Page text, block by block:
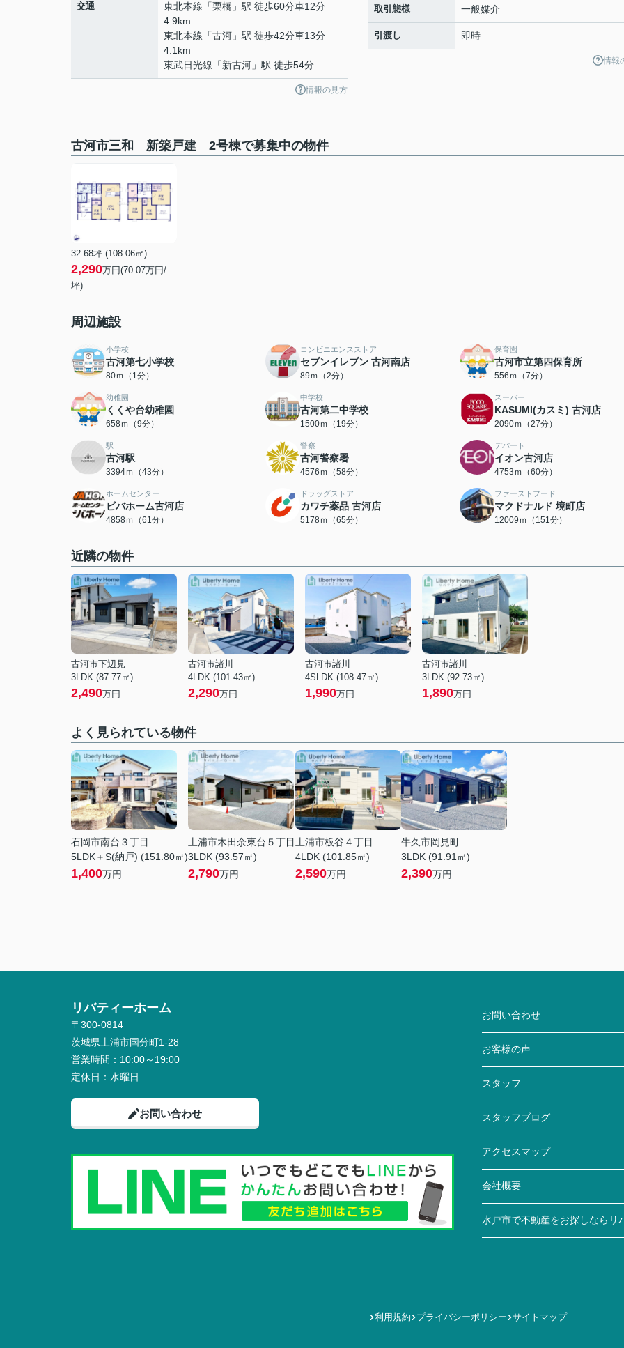
交通 東北本線 「栗橋 」駅 徒歩60分車12分
4.9km
東北本線 「古河 」駅 徒歩42分車13分
4.1km
東武日光線 「新古河 」駅 徒歩54分
情報の見方
取引態様 一般媒介
引渡し 即時
情報
古河市三和 新築戸建 2号棟で募集中の物件
32.68坪 (108.06㎡)
2,290万円(70.07万円/
坪)
周辺施設
小学校
古河第七小学校
80ｍ（1分）
コンビニエンスストア
セブンイレブン 古河南店
89ｍ（2分）
保育園
古河市立第四保育所
556ｍ（7分）
幼稚園
くくや台幼稚園
658ｍ（9分）
中学校
古河第二中学校
1500ｍ（19分）
スーパー
KASUMI(カスミ) 古河店
2090ｍ（27分）
駅
古河駅
3394ｍ（43分）
警察
古河警察署
4576ｍ（58分）
デパート
イオン古河店
4753ｍ（60分）
ホームセンター
ビバホーム古河店
4858ｍ（61分）
ドラッグストア
カワチ薬品 古河店
5178ｍ（65分）
ファーストフード
マクドナルド 境町店
12009ｍ（151分）
近隣の物件
古河市下辺見
3LDK (87.77㎡)
2,490万円
古河市諸川
4LDK (101.43㎡)
2,290万円
古河市諸川
4SLDK (108.47㎡)
1,990万円
古河市諸川
3LDK (92.73㎡)
1,890万円
よく見られている物件
石岡市南台３丁目
5LDK＋S(納戸) (151.80㎡)
1,400万円
土浦市木田余東台５丁目
3LDK (93.57㎡)
2,790万円
土浦市板谷４丁目
4LDK (101.85㎡)
2,590万円
牛久市岡見町
3LDK (91.91㎡)
2,390万円
リバティーホーム
〒300-0814
茨城県土浦市国分町1-28
営業時間： 10:00～19:00
定休日： 水曜日
お問い合わせ
お問い合わせ
お客様の声
スタッフ
スタッフブログ
アクセスマップ
会社概要
水戸市で不動産をお探しなら
利用規約 プライバシーポリシー サイトマップ